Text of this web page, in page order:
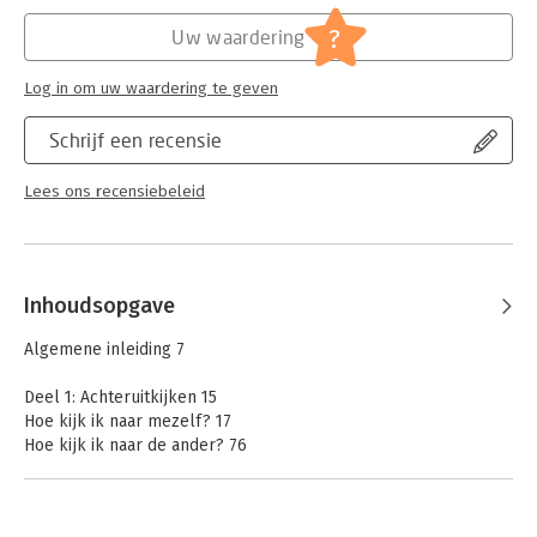
Mens en maatschappij
Schrijf een recensie
Lees ons recensiebeleid
Uw waardering ?
Log in om uw waardering te geven
Inhoudsopgave
Algemene inleiding 7
Deel 1: Achteruitkijken 15
Hoe kijk ik naar mezelf? 17
Hoe kijk ik naar de ander? 76